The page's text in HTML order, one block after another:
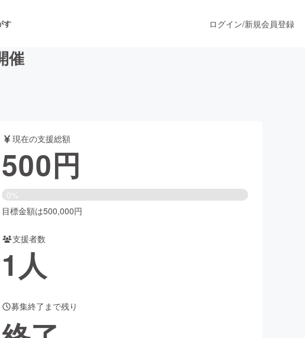
す
マンス
ヘルスケア
ログイン/新規会員登録
催
現在の支援総額
500円
0%
目標金額は500,000円
支援者数
1人
募集終了まで残り